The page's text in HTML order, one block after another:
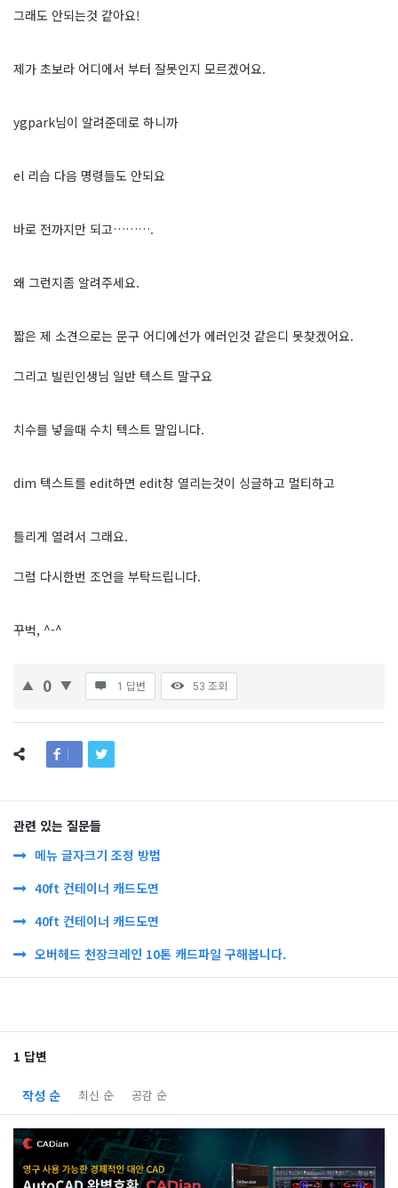
그래도 안되는것 같아요!
제가 초보라 어디에서 부터 잘못인지 모르겠어요.
ygpark님이 알려준데로 하니까
el 리습 다음 명령들도 안되요
바로 전까지만 되고……….
왜 그런지좀 알려주세요.
짧은 제 소견으로는 문구 어디에선가 에러인것 같은디 못찾겠어요.
그리고 빌린인생님 일반 텍스트 말구요
치수를 넣을때 수치 텍스트 말입니다.
dim 텍스트를 edit하면 edit창 열리는것이 싱글하고 멀티하고
틀리게 열려서 그래요.
그럼 다시한번 조언을 부탁드립니다.
꾸벅, ^-^
0 1 답변 53 조회
관련 있는 질문들
메뉴 글자크기 조정 방법
40ft 컨테이너 캐드도면
40ft 컨테이너 캐드도면
오버헤드 천장크레인 10톤 캐드파일 구해봅니다.
1 답변
작성 순 최신 순 공감 순